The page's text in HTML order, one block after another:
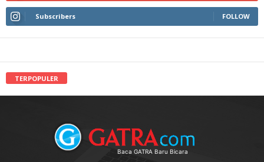
Subscribers FOLLOW